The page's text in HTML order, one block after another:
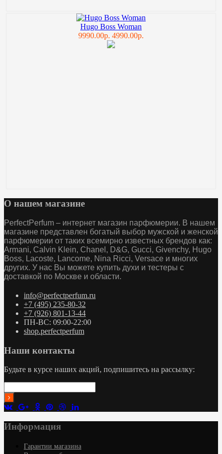
Hugo Boss Woman
9990.00р. 4990.00р.
О нашем магазине
PerfectPerfum – интернет магазин парфюмерии. В нашем
магазине представлен богатый выбор мужской и женской
парфюмерии от таких всемирно известных брендов как:
Armani, Calvin Klein, Chanel, D&G, Gucci, Givenchy, Hugo
Boss, Lacoste, Lancome, Nina Ricci, Versace и многих
других. У нас Вы можете купить духи и тестеры с
доставкой по Москве и области.
info@perfectperfum.ru
+7 (495) 235-80-32
+7 (926) 801-13-44
ПН-ВС: 09:00-22:00
shop.perfectperfum
Наши контакты
Будьте в курсе наших акций, подпишитесь на рассылку:
Информация
Гарантии магазина